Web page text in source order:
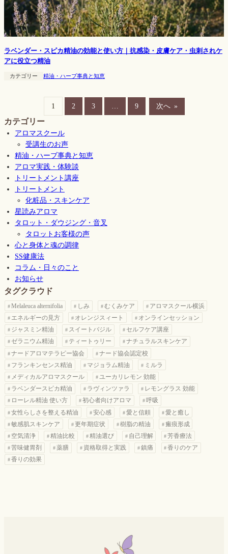
ラベンダー・スピカ精油の効能と使い方｜抗感染・皮膚ケア・虫刺されケ
アに役立つ精油
カテゴリー 精油・ハーブ事典と知恵
1 2 3 9 次へ »
カテゴリー
アロマスクール
受講生のお声
精油・ハーブ事典と知恵
アロマ実践・体験談
トリートメント講座
トリートメント
化粧品・スキンケア
星読みアロマ
タロット・ダウジング・音叉
タロットお客様の声
心と身体と魂の調律
SS健康法
コラム・日々のこと
お知らせ
タグクラウド
Melaleuca alternifolia しみ むくみケア
アロマスクール横浜
エネルギーの見方
オレンジスィート
オンラインセッション
ジャスミン精油
スイートバジル
セルフケア講座
ゼラニウム精油
ティートゥリー
ナチュラルスキンケア
ナードアロマテラピー協会
ナード協会認定校
フランキンセンス精油
マジョラム精油
ミルラ
メディカルアロマスクール
ユーカリレモン 効能
ラベンダースピカ精油
ラヴィンツァラ
レモングラス 効能
ローレル精油 使い方
初心者向けアロマ
呼吸
女性らしさを整える精油
安心感 愛と信頼
愛と癒し
敏感肌スキンケア
更年期症状 樹脂の精油
瘢痕形成
空気清浄
精油比較 精油選び 自己理解
芳香療法
苦味健胃剤
薬膳 資格取得と実践 鎮痛
香りのケア
香りの効果